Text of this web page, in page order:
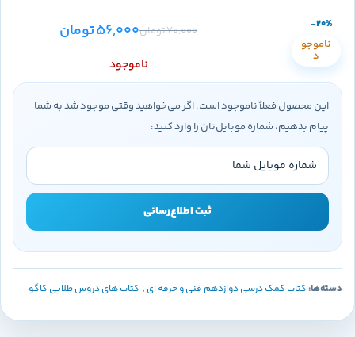
-20%
ناموجو
د
70,000تومان56,000تومان
ناموجود
این محصول فعلاً ناموجود است. اگر می‌خواهید وقتی موجود شد به شما
پیام بدهیم، شماره موبایل‌تان را وارد کنید:
ثبت اطلاع‌رسانی
دسته‌ها:کتاب کمک درسی دوازدهم فنی و حرفه ای , کتاب های دروس طلایی کاگو